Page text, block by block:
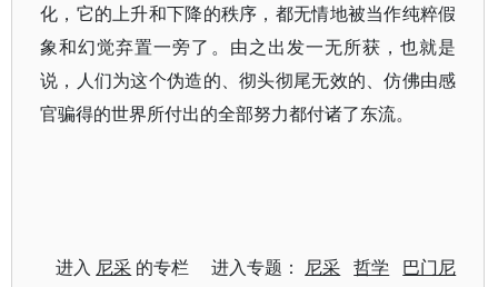
化，它的上升和下降的秩序，都无情地被当作纯粹假
象和幻觉弃置一旁了。由之出发一无所获，也就是
说，人们为这个伪造的、彻头彻尾无效的、仿佛由感
官骗得的世界所付出的全部努力都付诸了东流。
进入 尼采 的专栏 进入专题： 尼采 哲学
巴门尼